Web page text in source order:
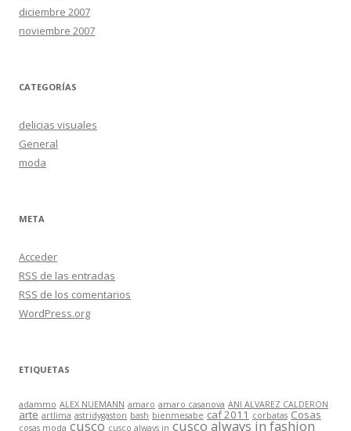
diciembre 2007
noviembre 2007
CATEGORÍAS
delicias visuales
General
moda
META
Acceder
RSS de las entradas
RSS de los comentarios
WordPress.org
ETIQUETAS
adammo ALEX NUEMANN amaro amaro casanova ANI ALVAREZ CALDERON
arte artlima astridygaston bash bienmesabe caf 2011 corbatas Cosas
cosas moda cusco cusco always in cusco always in fashion